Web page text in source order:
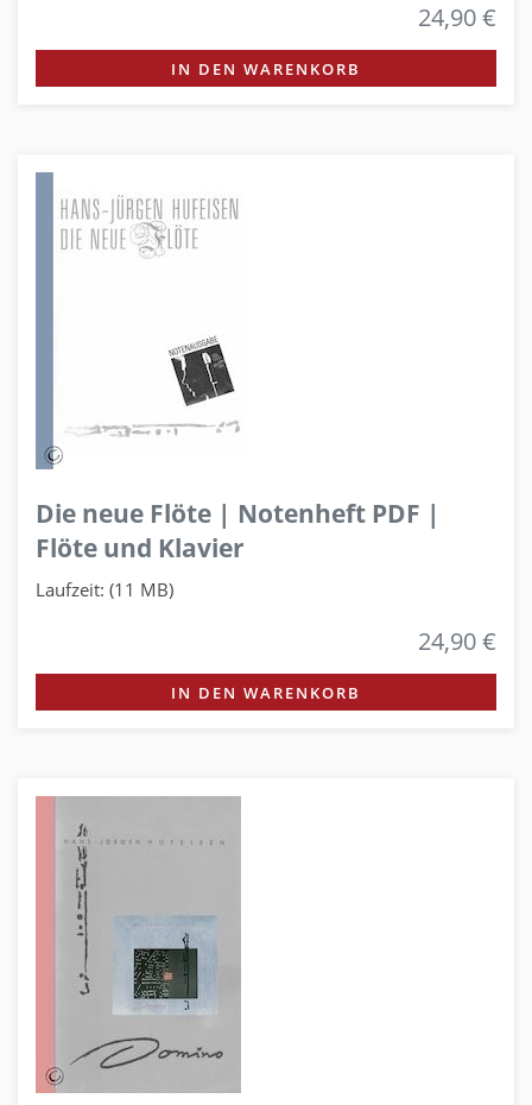
24,90 €
IN DEN WARENKORB
Die neue Flöte | Notenheft PDF |
Flöte und Klavier
Laufzeit: (11 MB)
24,90 €
IN DEN WARENKORB